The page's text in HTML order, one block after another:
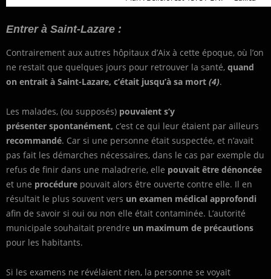
Entrer à Saint-Lazare :
Contrairement aux autres hôpitaux d’Aix à cette époque, où l’on
ne restait que quelques jours pour retrouver la santé, quand
on entrait à Saint-Lazare, c’était jusqu’à sa mort (4).
Les malades, (ou supposés) pouvaient s’y
présenter spontanément, c’est ce qui leur étaient par ailleurs
recommandé. Car si une personne était suspectée, et n’avait
pas fait les démarches nécessaires, dans le cas par exemple du
refus de finir dans une maladrerie, elle pouvait être dénoncée
et une procédure pouvait alors être ouverte contre elle. Il en
résultait le plus souvent vers un examen médical approfondi
afin de savoir si oui ou non elle était contaminée. L’autorité
municipale souhaitait prendre un maximum de précautions
pour les habitants.
Si les examens ne révélaient rien, la personne se voyait